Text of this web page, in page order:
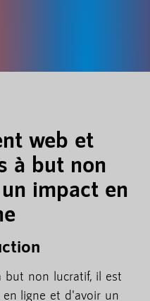
web et
à but non
impact en
but non lucratif, il est
ligne et d'avoir un